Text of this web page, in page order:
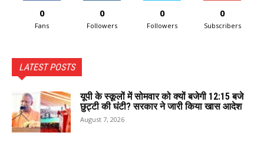
0
Fans
0
Followers
0
Followers
0
Subscribers
LATEST POSTS
यूपी के स्कूलों में सोमवार को क्यों बजेगी 12:15 बजे
छुट्टी की घंटी? सरकार ने जारी किया खास आदेश
August 7, 2026